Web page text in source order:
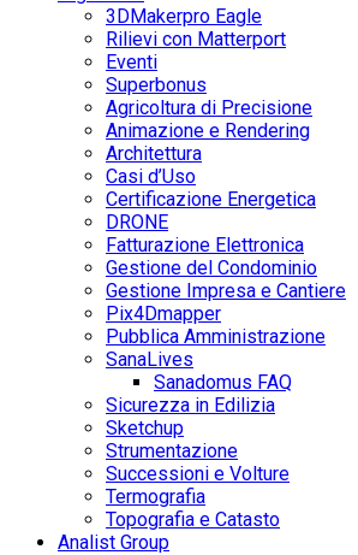
3DMakerpro Eagle
Rilievi con Matterport
Eventi
Superbonus
Agricoltura di Precisione
Animazione e Rendering
Architettura
Casi d’Uso
Certificazione Energetica
DRONE
Fatturazione Elettronica
Gestione del Condominio
Gestione Impresa e Cantiere
Pix4Dmapper
Pubblica Amministrazione
SanaLives
Sanadomus FAQ
Sicurezza in Edilizia
Sketchup
Strumentazione
Successioni e Volture
Termografia
Topografia e Catasto
Analist Group